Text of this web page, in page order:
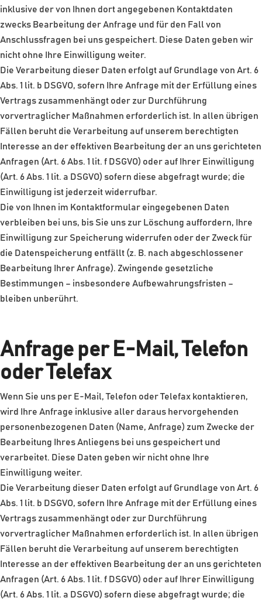
inklusive der von Ihnen dort angegebenen Kontaktdaten
zwecks Bearbeitung der Anfrage und für den Fall von
Anschlussfragen bei uns gespeichert. Diese Daten geben wir
nicht ohne Ihre Einwilligung weiter.
Die Verarbeitung dieser Daten erfolgt auf Grundlage von Art. 6
Abs. 1 lit. b DSGVO, sofern Ihre Anfrage mit der Erfüllung eines
Vertrags zusammenhängt oder zur Durchführung
vorvertraglicher Maßnahmen erforderlich ist. In allen übrigen
Fällen beruht die Verarbeitung auf unserem berechtigten
Interesse an der effektiven Bearbeitung der an uns gerichteten
Anfragen (Art. 6 Abs. 1 lit. f DSGVO) oder auf Ihrer Einwilligung
(Art. 6 Abs. 1 lit. a DSGVO) sofern diese abgefragt wurde; die
Einwilligung ist jederzeit widerrufbar.
Die von Ihnen im Kontaktformular eingegebenen Daten
verbleiben bei uns, bis Sie uns zur Löschung auffordern, Ihre
Einwilligung zur Speicherung widerrufen oder der Zweck für
die Datenspeicherung entfällt (z. B. nach abgeschlossener
Bearbeitung Ihrer Anfrage). Zwingende gesetzliche
Bestimmungen – insbesondere Aufbewahrungsfristen –
bleiben unberührt.
Anfrage per E-Mail, Telefon
oder Telefax
Wenn Sie uns per E-Mail, Telefon oder Telefax kontaktieren,
wird Ihre Anfrage inklusive aller daraus hervorgehenden
personenbezogenen Daten (Name, Anfrage) zum Zwecke der
Bearbeitung Ihres Anliegens bei uns gespeichert und
verarbeitet. Diese Daten geben wir nicht ohne Ihre
Einwilligung weiter.
Die Verarbeitung dieser Daten erfolgt auf Grundlage von Art. 6
Abs. 1 lit. b DSGVO, sofern Ihre Anfrage mit der Erfüllung eines
Vertrags zusammenhängt oder zur Durchführung
vorvertraglicher Maßnahmen erforderlich ist. In allen übrigen
Fällen beruht die Verarbeitung auf unserem berechtigten
Interesse an der effektiven Bearbeitung der an uns gerichteten
Anfragen (Art. 6 Abs. 1 lit. f DSGVO) oder auf Ihrer Einwilligung
(Art. 6 Abs. 1 lit. a DSGVO) sofern diese abgefragt wurde; die